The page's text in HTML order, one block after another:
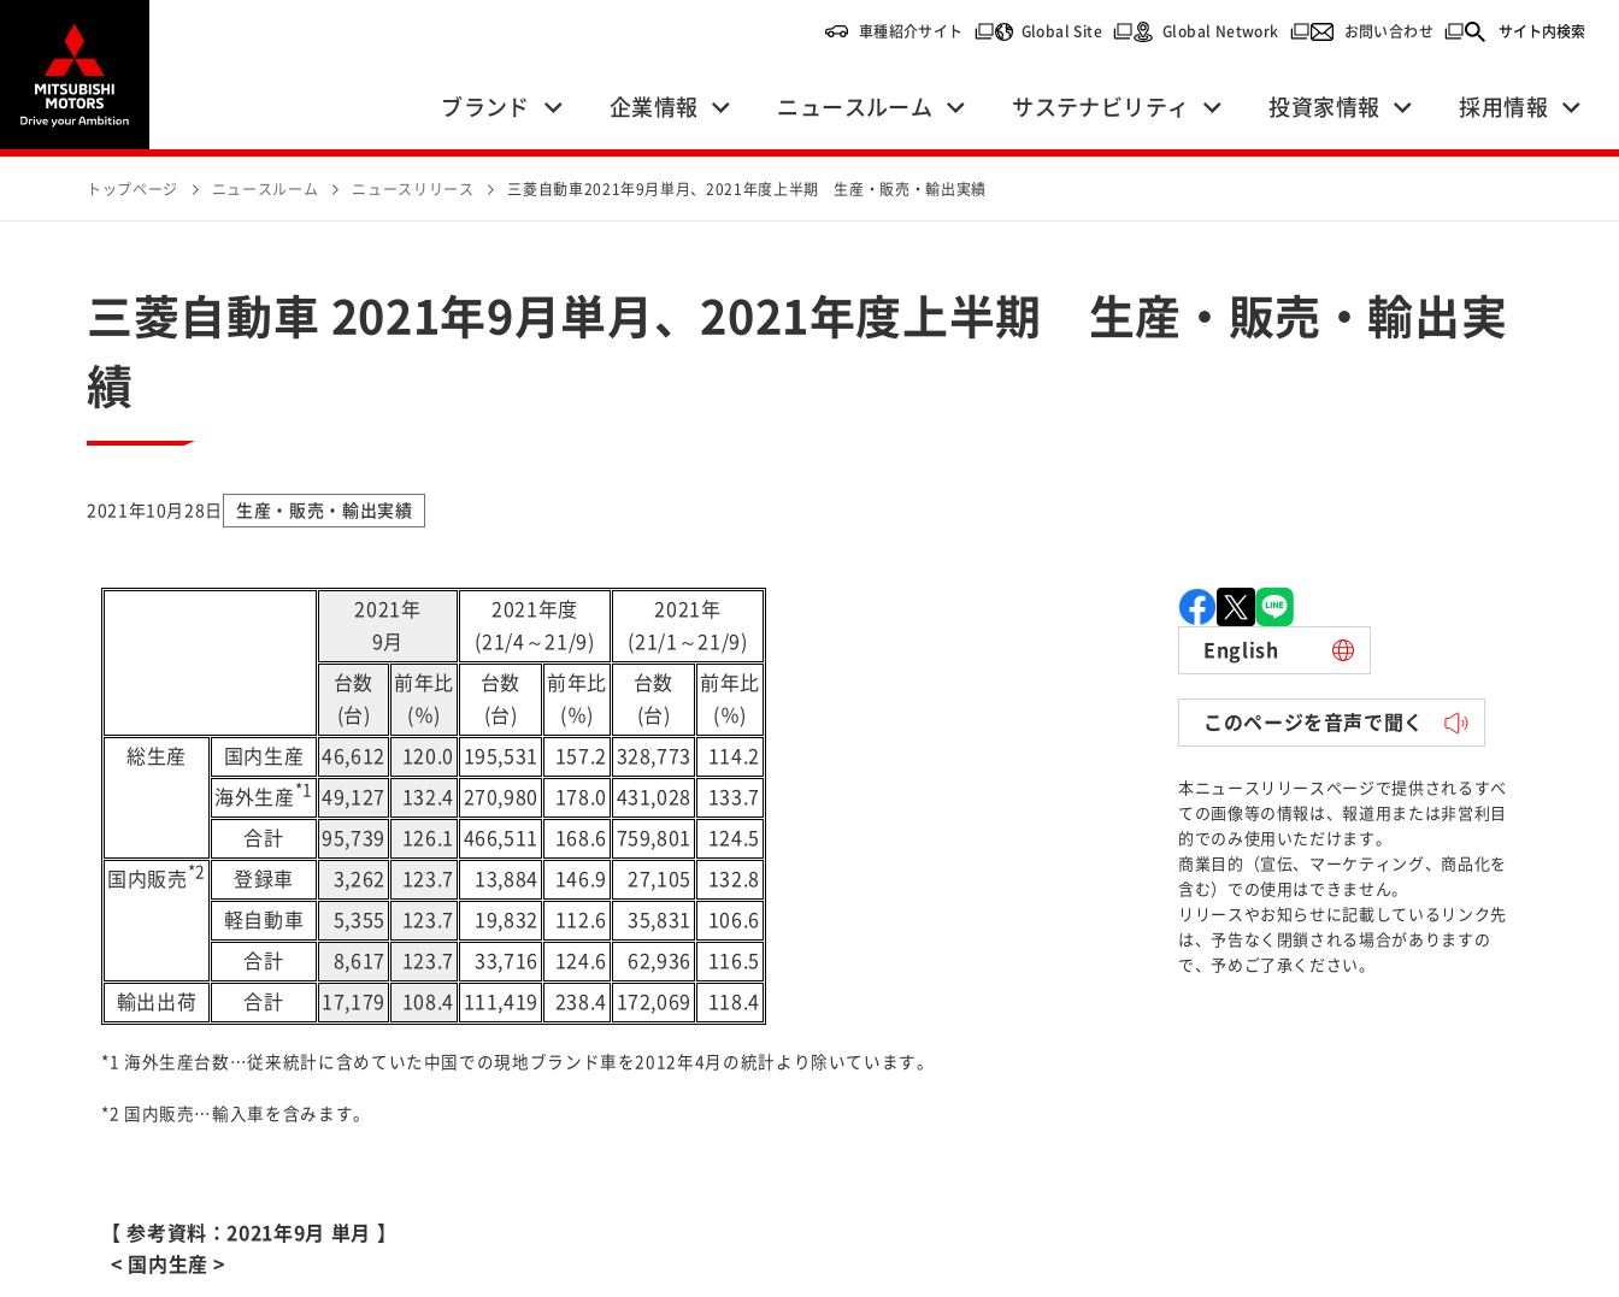
車種紹介サイト （別ウィンドウで開く）
Global Site（別ウィンドウで開く）
Global Network （別ウィンドウで開く）
お問い合わせ （別ウィンドウで開く）
サイト内検索
ブランド 企業情報 ニュースルーム サステナビリティ 投資家情報 採用情報
トップページ ニュースルーム ニュースリリース 三菱自動車2021年9月単月、2021年度上半期 生産・販売・輸出実績
三菱自動車 2021年9月単月、2021年度上半期 生産・販売・輸出実
績
2021年10月28日 生産・販売・輸出実績
English
このページを音声で聞く
本ニュースリリースページで提供されるすべ
ての画像等の情報は、報道用または非営利目
的でのみ使用いただけます。
商業目的（宣伝、マーケティング、商品化を
含む）での使用はできません。
リリースやお知らせに記載しているリンク先
は、予告なく閉鎖される場合がありますの
で、予めご了承ください。
2021年
9月
2021年度
(21/4～21/9)
2021年
(21/1～21/9)
台数
(台)
前年比
(％)
台数
(台)
前年比
(％)
台数
(台)
前年比
(％)
総生産 国内生産 46,612 120.0 195,531 157.2 328,773 114.2
海外生産 *1 49,127 132.4 270,980 178.0 431,028 133.7
合計 95,739 126.1 466,511 168.6 759,801 124.5
国内販売 *2 登録車 3,262 123.7 13,884 146.9 27,105 132.8
軽自動車 5,355 123.7 19,832 112.6 35,831 106.6
合計 8,617 123.7 33,716 124.6 62,936 116.5
輸出出荷 合計 17,179 108.4 111,419 238.4 172,069 118.4
*1 海外生産台数…従来統計に含めていた中国での現地ブランド車を2012年4月の統計より除いています。
*2 国内販売…輸入車を含みます。
【 参考資料：2021年9月 単月 】
< 国内生産 >